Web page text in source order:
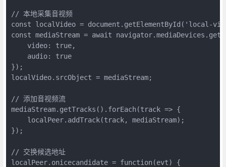
// 本地采集音视频
const localVideo = document.getElementById('local-
const mediaStream = await
    video: true,
    audio: true
});
localVideo.srcObject = mediaStream;
// 添加音视频流
mediaStream.getTracks().forEach(track => {
    localPeer.addTrack(track, mediaStream);
});
// 交换候选地址
localPeer.onicecandidate = function(evt) {